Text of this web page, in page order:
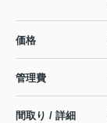
価格
管理費
間取り / 詳細